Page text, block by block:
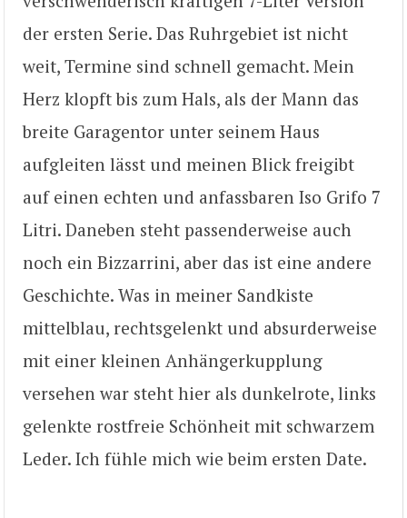
der ersten Serie. Das Ruhrgebiet ist nicht
weit, Termine sind schnell gemacht. Mein
Herz klopft bis zum Hals, als der Mann das
breite Garagentor unter seinem Haus
aufgleiten lässt und meinen Blick freigibt
auf einen echten und anfassbaren Iso Grifo 7
Litri. Daneben steht passenderweise auch
noch ein Bizzarrini, aber das ist eine andere
Geschichte. Was in meiner Sandkiste
mittelblau, rechtsgelenkt und absurderweise
mit einer kleinen Anhängerkupplung
versehen war steht hier als dunkelrote, links
gelenkte rostfreie Schönheit mit schwarzem
Leder. Ich fühle mich wie beim ersten Date.